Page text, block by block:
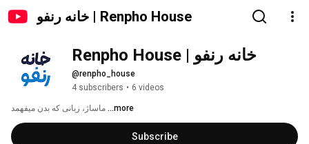
خانه رنفو | Renpho House
خانه رنفو | Renpho House
@renpho_house
4 subscribers • 6 videos
...more
Subscribe